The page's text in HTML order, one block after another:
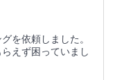
を依頼しました。
えず困っていまし